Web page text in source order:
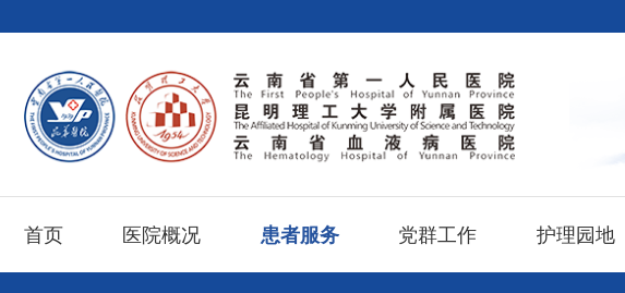
首页 医院概况 患者服务 党群工作 护理园地